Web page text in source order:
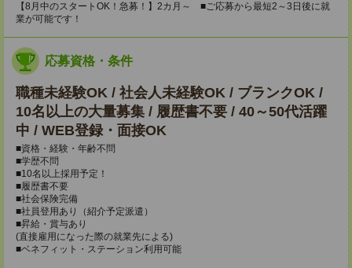
【8月中のスタートOK！急募！】2カ月～ ■ご応募から最短2～3日後に就
業が可能です！
応募資格・条件
職種未経験OK / 社会人未経験OK / ブランクOK /
10名以上の大量募集 / 履歴書不要 / 40～50代活躍
中 / WEB登録・面接OK
■資格・経験・年齢不問
■学歴不問
■10名以上採用予定！
■履歴書不要
■社会保険完備
■社員登用あり（紹介予定派遣）
■昇給・賞与あり
(直接雇用になった際の就業先による)
■ベネフィット・ステーション利用可能